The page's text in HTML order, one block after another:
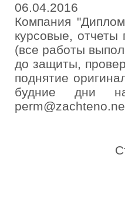
06.04.2016
Компания
курсовые, отчеты
(все работы
до защиты,
поднятие
будние дни